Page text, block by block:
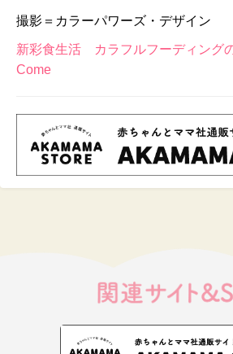
撮影＝カラーパワーズ・デザイン
新彩食生活 カラフルフーディング
Come